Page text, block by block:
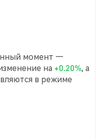
момент —
на +0.20%, а
в режиме